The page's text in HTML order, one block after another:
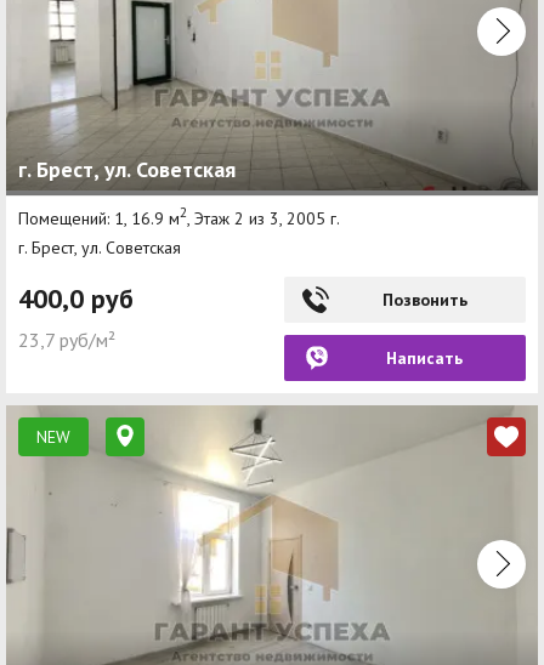
г. Брест, ул. Советская
Помещений: 1, 16.9 м2, Этаж 2 из 3, 2005 г.
г. Брест, ул. Советская
400,0 руб
23,7 руб/м²
Позвонить
Написать
NEW